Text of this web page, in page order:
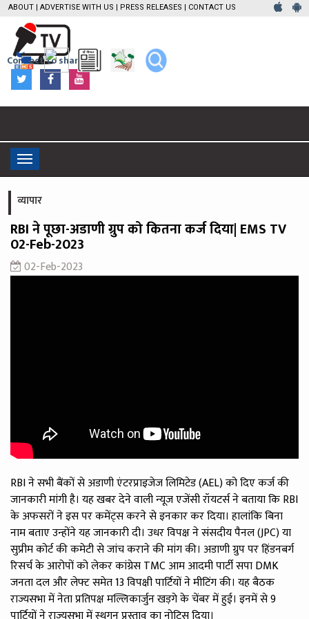
ABOUT | ADVERTISE WITH US | PRESS RELEASES | CONTACT US
Connect to share
Toggle
navigation
व्यापार
RBI ने पूछा-अडाणी ग्रुप को कितना कर्ज दिया| EMS TV
02-Feb-2023
02-Feb-2023
RBI ने सभी बैंकों से अडाणी एंटरप्राइजेज लिमिटेड (AEL) को दिए कर्ज की
जानकारी मांगी है। यह खबर देने वाली न्यूज एजेंसी रॉयटर्स ने बताया कि RBI
के अफसरों ने इस पर कमेंट्स करने से इनकार कर दिया। हालांकि बिना
नाम बताए उन्होंने यह जानकारी दी। उधर विपक्ष ने संसदीय पैनल (JPC) या
सुप्रीम कोर्ट की कमेटी से जांच कराने की मांग की। अडाणी ग्रुप पर हिंडनबर्ग
रिसर्च के आरोपों को लेकर कांग्रेस TMC आम आदमी पार्टी सपा DMK
जनता दल और लेफ्ट समेत 13 विपक्षी पार्टियों ने मीटिंग की। यह बैठक
राज्यसभा में नेता प्रतिपक्ष मल्लिकार्जुन खड़गे के चेंबर में हुई। इनमें से 9